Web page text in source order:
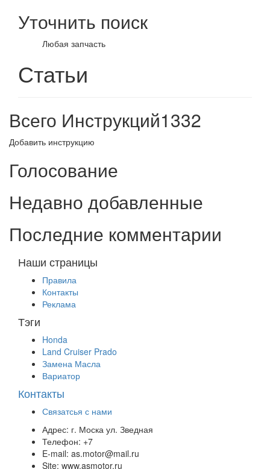
Уточнить поиск
Любая запчасть
Статьи
Всего Инструкций1332
Добавить инструкцию
Голосование
Недавно добавленные
Последние комментарии
Наши страницы
Правила
Контакты
Реклама
Тэги
Honda
Land Cruiser Prado
Замена Масла
Вариатор
Контакты
Связатсья с нами
Адрес: г. Моска ул. Зведная
Телефон: +7
E-mail: as.motor@mail.ru
Site: www.asmotor.ru